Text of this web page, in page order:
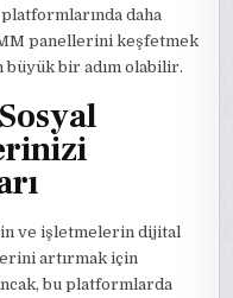
daha
panellerini keşfetmek
büyük bir adım olabilir.
ve işletmelerin dijital
artırmak için
bu platformlarda